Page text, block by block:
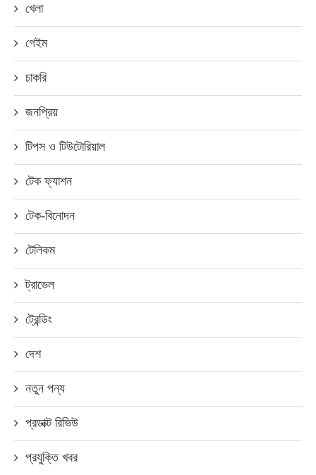
খেলা
গেইম
চাকরি
জনপ্রিয়
টিপস ও টিউটোরিয়াল
টেক ফ্যাশন
টেক-বিনোদন
টেলিকম
ট্রাভেল
ট্রেন্ডিং
দেশ
নতুন পন্য
প্রডাক্ট রিভিউ
প্রযুক্তি খবর